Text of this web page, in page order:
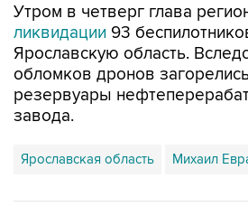
Утром в четверг глава
ликвидации 93
Ярославскую область.
обломков дронов
резервуары
завода.
Ярославская область Михаил